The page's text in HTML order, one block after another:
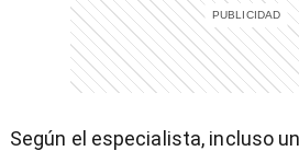
Según el especialista, incluso